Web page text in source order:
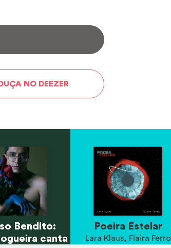
NO DEEZER
Bendito:
canta
Poeira Estelar
Lara Klaus, Flaira Ferro